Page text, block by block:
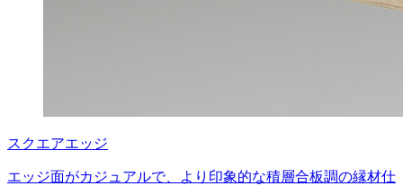
スクエアエッジ
エッジ面がカジュアルで、より印象的な積層合板調の縁材仕